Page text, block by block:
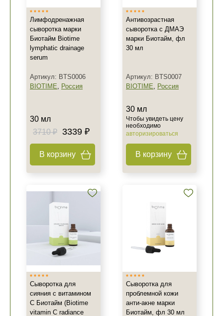
Лимфодренажная
сыворотка марки
Биотайм Biotime
lymphatic drainage
serum
Артикул: BTS0006
BIOTIME, Россия
30 мл
3710 ₽
3339 ₽
В корзину
Антивозрастная
сыворотка с ДМАЭ
марки Биотайм, фл
30 мл
Артикул: BTS0007
BIOTIME, Россия
30 мл
Чтобы увидеть цену
необходимо
авторизироваться
В корзину
Сыворотка для
сияния с витамином
С Биотайм (Biotime
vitamin C radiance
Сыворотка для
проблемной кожи
анти-акне марки
Биотайм, фл 30 мл